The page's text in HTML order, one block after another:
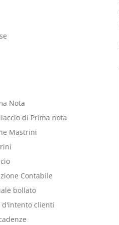
Nota
di Prima nota
Mastrini
Contabile
bollato
d'intento clienti